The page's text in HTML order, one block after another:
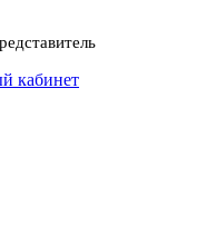
кабинет